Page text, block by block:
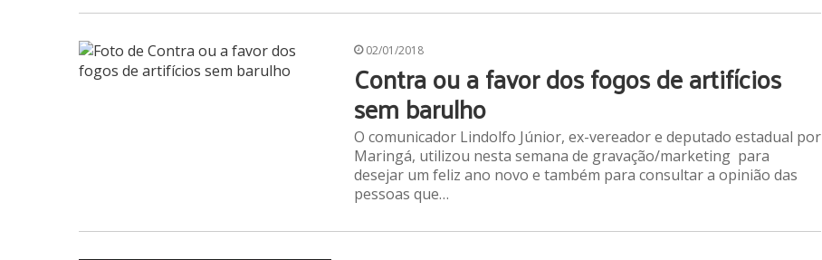
02/01/2018
Contra ou a favor dos fogos de artifícios
sem barulho
O comunicador Lindolfo Júnior, ex-vereador e deputado estadual por
Maringá, utilizou nesta semana de gravação/marketing para
desejar um feliz ano novo e também para consultar a opinião das
pessoas que…